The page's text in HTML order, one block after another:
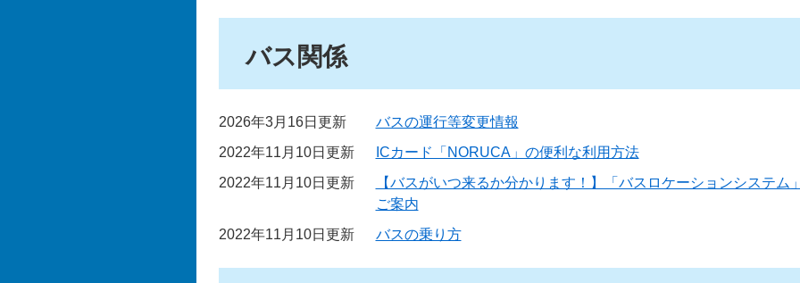
バス関係
2026年3月16日更新
バスの運行等変更情報
2022年11月10日更新
ICカード「NORUCA」の便利な利用方法
2022年11月10日更新
【バスがいつ来るか分かります！】「バスロケーションシステム
ご案内
2022年11月10日更新
バスの乗り方